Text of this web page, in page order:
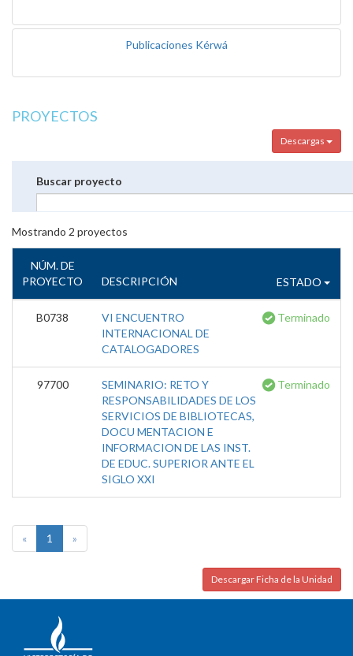
Publicaciones Kérwá
PROYECTOS
Descargas
Buscar proyecto
Mostrando 2 proyectos
NÚM. DE
PROYECTO
DESCRIPCIÓN ESTADO
B0738
VI ENCUENTRO
INTERNACIONAL DE
CATALOGADORES
Terminado
97700
SEMINARIO: RETO Y
RESPONSABILIDADES DE LOS
SERVICIOS DE BIBLIOTECAS,
DOCU MENTACION E
INFORMACION DE LAS INST.
DE EDUC. SUPERIOR ANTE EL
SIGLO XXI
Terminado
« 1 »
Descargar Ficha de la Unidad